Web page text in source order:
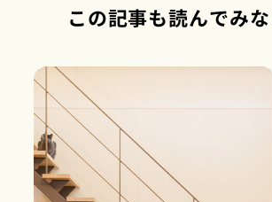
この記事も読んでみ